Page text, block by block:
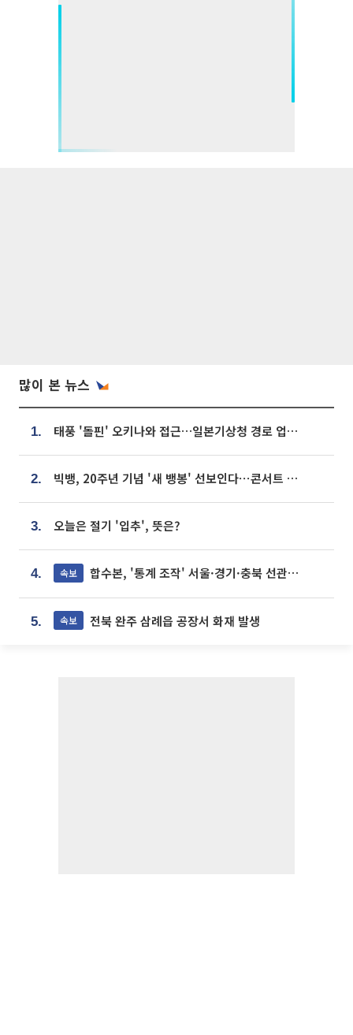
많이 본 뉴스
1. 태풍 '돌핀' 오키나와 접근…일본기상청 경로 업데이트
2. 빅뱅, 20주년 기념 '새 뱅봉' 선보인다⋯콘서트 앞두고 팝업 개최
3. 오늘은 절기 '입추', 뜻은?
4. 속보 합수본, '통계 조작' 서울·경기·충북 선관위 등 추가 압수수색
5. 속보 전북 완주 삼례읍 공장서 화재 발생